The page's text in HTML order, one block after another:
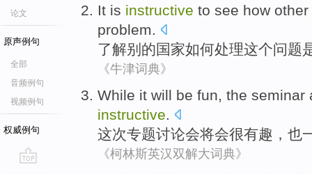
论文
原声例句
全部
音频例句
视频例句
权威例句
It is instructive to see how other
problem.
了解别的国家如何处理这个问题
《牛津词典》
While it will be fun the seminar
instructive
这次专题讨论会将会很有趣 ， 也
《柯林斯英汉双解大词典》